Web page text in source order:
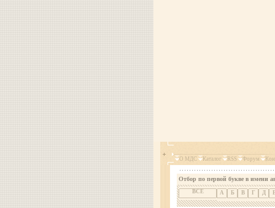
О МДС Каталог RSS Форум
Отбор по первой букве в имени
ВСЕ А Б В Г Д